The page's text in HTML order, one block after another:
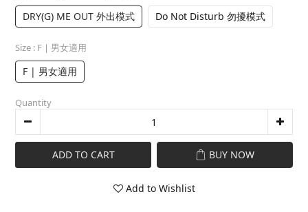
DRY(G) ME OUT 外出模式 Do Not Disturb 勿擾模式
Size : F | 男女適用
F | 男女適用
Quantity
ADD TO CART BUY NOW
Add to Wishlist